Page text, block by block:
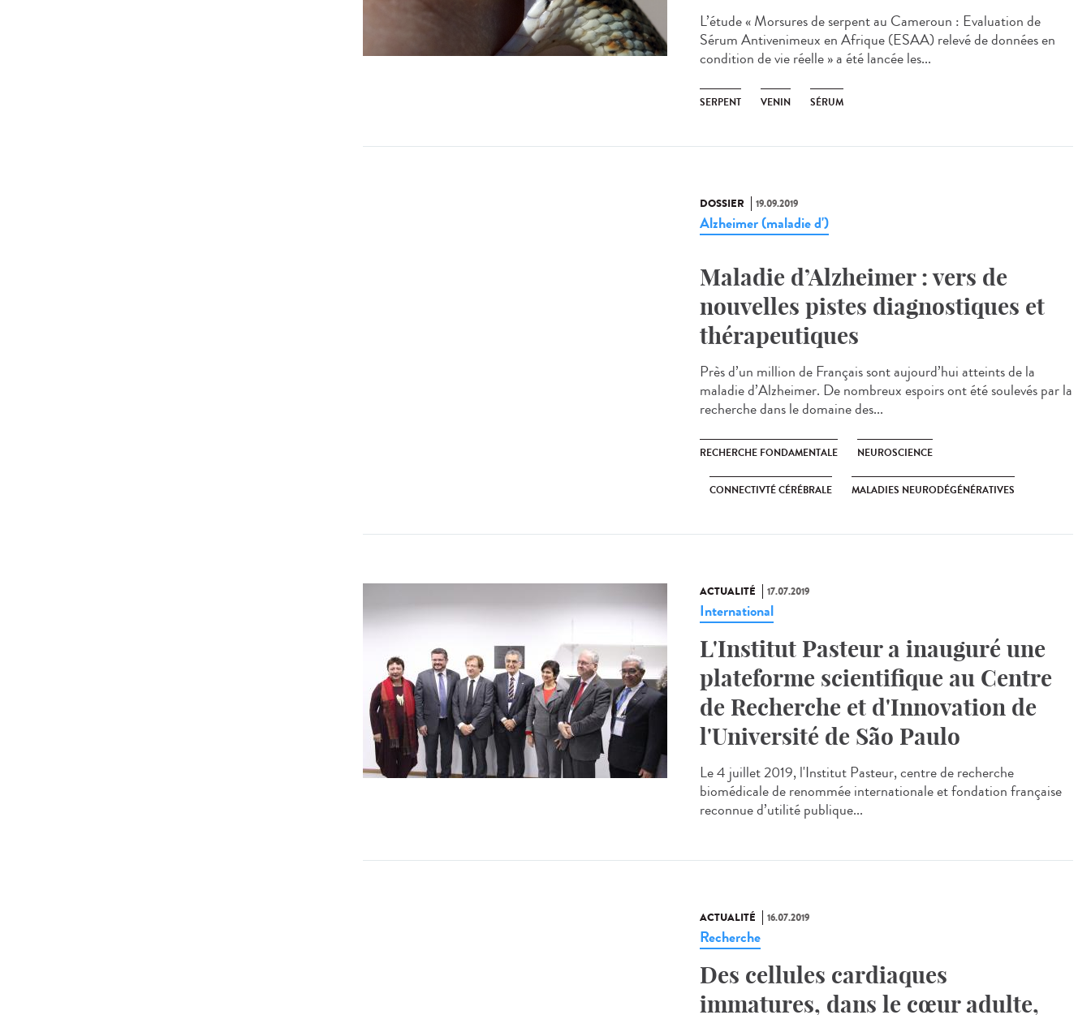
L’étude « Morsures de serpent au Cameroun : Evaluation de
Sérum Antivenimeux en Afrique (ESAA) relevé de données en
condition de vie réelle » a été lancée les...
SERPENT VENIN SÉRUM
DOSSIER 19.09.2019
Alzheimer (maladie d')
Maladie d’Alzheimer : vers de
nouvelles pistes diagnostiques et
thérapeutiques
Près d’un million de Français sont aujourd’hui atteints de la
maladie d’Alzheimer. De nombreux espoirs ont été soulevés par la
recherche dans le domaine des...
RECHERCHE FONDAMENTALE NEUROSCIENCE
CONNECTIVTÉ CÉRÉBRALE MALADIES NEURODÉGÉNÉRATIVES
ACTUALITÉ 17.07.2019
International
L'Institut Pasteur a inauguré une
plateforme scientifique au Centre
de Recherche et d'Innovation de
l'Université de São Paulo
Le 4 juillet 2019, l'Institut Pasteur, centre de recherche
biomédicale de renommée internationale et fondation française
reconnue d’utilité publique...
ACTUALITÉ 16.07.2019
Recherche
Des cellules cardiaques
immatures, dans le cœur adulte,